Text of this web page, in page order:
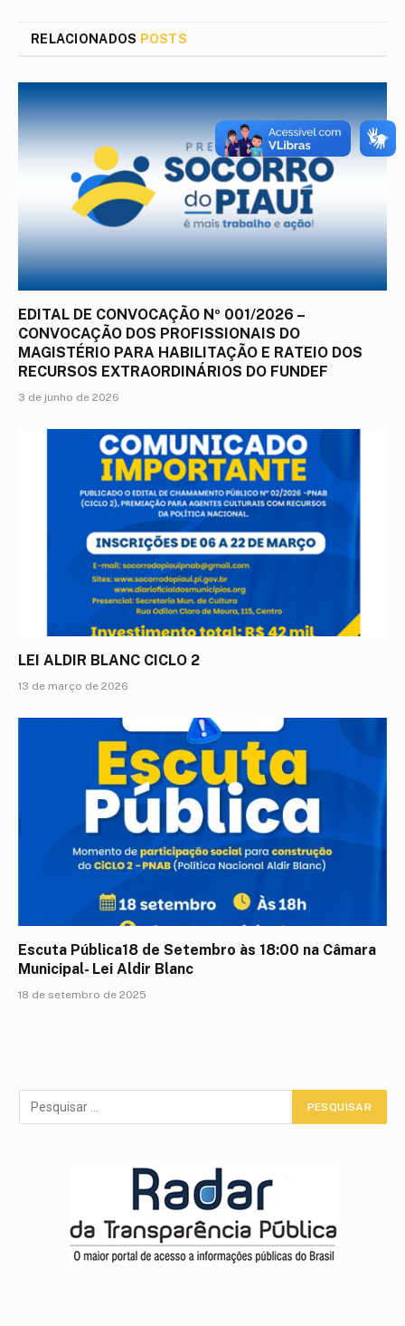
RELACIONADOS POSTS
EDITAL DE CONVOCAÇÃO Nº 001/2026 –
CONVOCAÇÃO DOS PROFISSIONAIS DO
MAGISTÉRIO PARA HABILITAÇÃO E RATEIO DOS
RECURSOS EXTRAORDINÁRIOS DO FUNDEF
3 de junho de 2026
LEI ALDIR BLANC CICLO 2
13 de março de 2026
Escuta Pública18 de Setembro às 18:00 na Câmara
Municipal- Lei Aldir Blanc
18 de setembro de 2025